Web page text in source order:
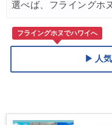
選べば、フライングホ
フライングホヌでハワイへ
▶ 人